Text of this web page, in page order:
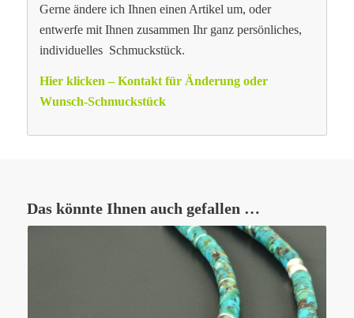
Gerne ändere ich Ihnen einen Artikel um, oder
entwerfe mit Ihnen zusammen Ihr ganz persönliches,
individuelles Schmuckstück.
Hier klicken – Kontakt für Änderung oder
Wunsch-Schmuckstück
Das könnte Ihnen auch gefallen …